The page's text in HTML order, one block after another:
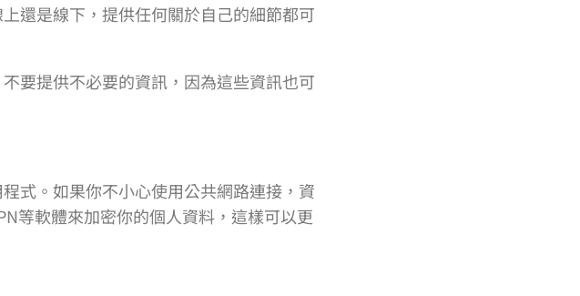
還是線下，提供任何關於自己的細節都可
要提供不必要的資訊，因為這些資訊也可
式。如果你不小心使用公共網路連接，資
等軟體來加密你的個人資料，這樣可以更